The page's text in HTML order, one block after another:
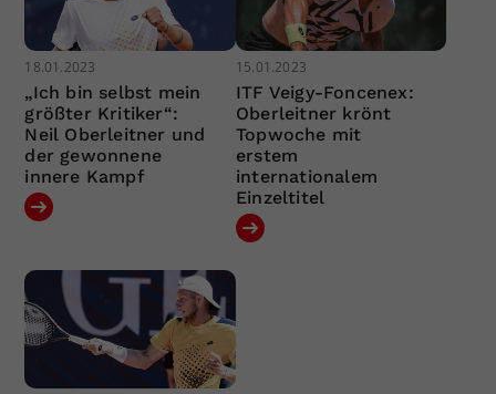
18.01.2023
„Ich bin selbst mein
größter Kritiker“:
Neil Oberleitner und
der gewonnene
innere Kampf
15.01.2023
ITF Veigy-Foncenex:
Oberleitner krönt
Topwoche mit
erstem
internationalem
Einzeltitel